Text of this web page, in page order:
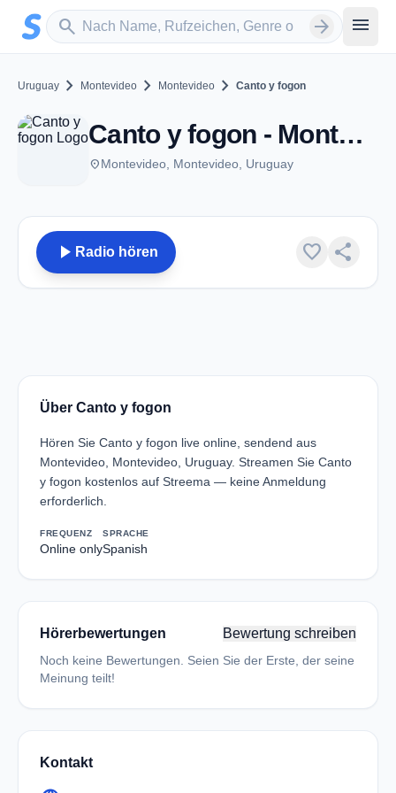
Zum Hauptinhalt springen
search
Sender suchen arrow_forward menu
Uruguay chevron_right Montevideo chevron_right Montevideo chevron_right Canto y fogon
Canto y fogon - Montevideo
placeMontevideo, Montevideo, Uruguay
play_arrow Radio hören favorite share
Über Canto y fogon
Hören Sie Canto y fogon live online, sendend aus
Montevideo, Montevideo, Uruguay. Streamen Sie Canto
y fogon kostenlos auf Streema — keine Anmeldung
erforderlich.
FREQUENZ
Online only
SPRACHE
Spanish
Hörerbewertungen Bewertung schreiben
Noch keine Bewertungen. Seien Sie der Erste, der seine
Meinung teilt!
Kontakt